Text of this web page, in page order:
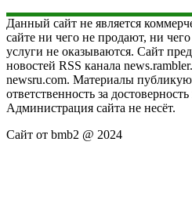
Данный сайт не является
сайте ни чего не продают, ни
услуги не оказываются. Сайт
новостей RSS канала
newsru.com. Материалы
ответственность за
Администрация сайта не несёт.
Сайт от bmb2 @ 2024